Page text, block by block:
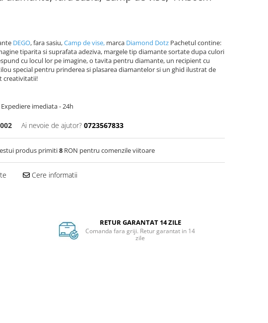
DEGO, fara sasiu,Camp de vise, marca Diamond Dotz Pachetul contine:
tiparita si suprafata adeziva, margele tip diamante sortate dupa culori
cu locul lor pe imagine, o tavita pentru diamante, un recipient cu
special pentru prinderea si plasarea diamantelor si un ghid ilustrat de
creativitatii!
Expediere imediata - 24h
Ai nevoie de ajutor? 0723567833
produs primiti8 RON pentru comenzile viitoare
Cere informatii
RETUR GARANTAT 14 ZILE
Comanda fara griji. Retur garantat in 14
zile